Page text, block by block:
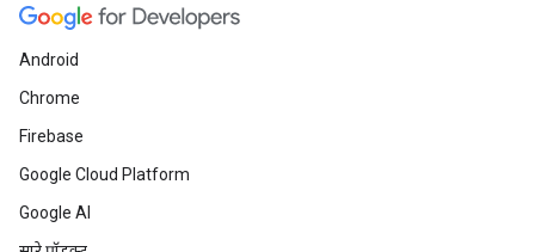
Android
Chrome
Firebase
Google Cloud Platform
Google AI